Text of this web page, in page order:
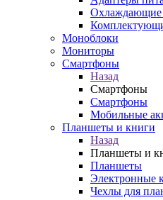
Охлаждающие
Моноблоки
Мониторы
Смартфоны
Назад
Смартфоны
Смартфоны
Мобильные
Планшеты и книги
Назад
Планшеты и
Планшеты
Электронные
Чехлы для